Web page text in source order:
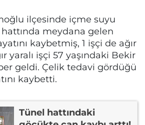
ilçesinde içme suyu
meydana gelen
kaybetmiş, 1 işçi de ağır
yaralı işçi 57 yaşındaki Bekir
geldi. Çelik tedavi gördüğü
kaybetti.
Tünel hattındaki